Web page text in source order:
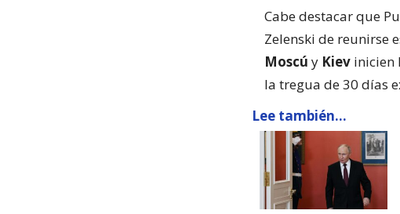
Cabe destacar que
Zelenski de reunirse
Moscú y Kiev inicien
la tregua de 30 días
Lee también...